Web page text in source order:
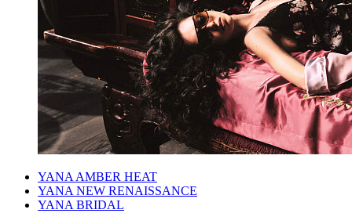
YANA AMBER HEAT
YANA NEW RENAISSANCE
YANA BRIDAL